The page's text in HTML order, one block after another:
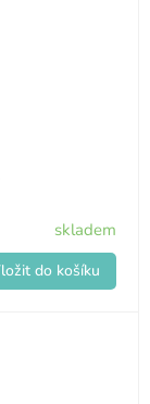
skladem